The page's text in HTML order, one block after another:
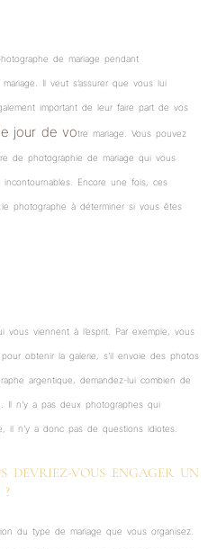
de mariage pendant
Il veut s’assurer que vous lui
important de leur faire part de vos
jour de votre mariage. Vous pouvez
de photographie de mariage qui vous
Encore une fois, ces
photographe à déterminer si vous êtes
viennent à l’esprit. Par exemple, vous
obtenir la galerie, s’il envoie des photos
argentique, demandez-lui combien de
Il n’y a pas deux photographes qui
il n’y a donc pas de questions idiotes.
DEVRIEZ-VOUS ENGAGER UN
?
du type de mariage que vous organisez.